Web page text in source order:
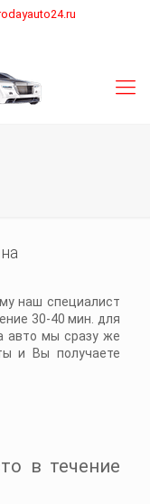
наш специалист
30-40 мин. для
авто мы сразу же
и Вы получаете
в течение